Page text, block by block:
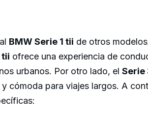
BMW Serie 1 tii de otros
tii ofrece una experiencia de
urbanos. Por otro lado, el Serie
cómoda para viajes largos. A